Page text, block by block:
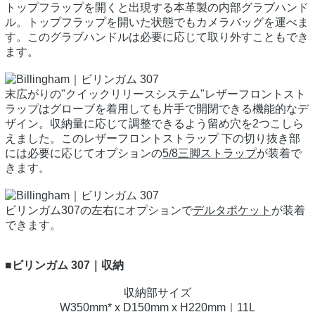
トップフラップを開くと出現する本革製の内部グラブハンド
ル。トップフラップを開いた状態でもカメラバッグを運べま
す。このグラブハンドルは必要に応じて取り外すこともでき
ます。
末広がりの"クイックリリースシステム"レザーフロントスト
ラップはグローブを着用しても片手で開閉できる機能的なデ
ザイン。収納量に応じて調整できるよう留め穴を2つこしら
えました。このレザーフロントストラップ 下の切り抜き部
には必要に応じてオプションの5/8三脚ストラップが装着で
きます。
ビリンガム307の左右にオプションでデルタポケット が装着
できます。
■ビリンガム 307｜収納
収納部サイズ
W350mm* x D150mm x H220mm｜11L